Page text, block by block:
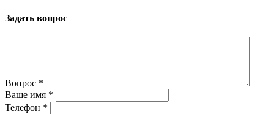
Задать вопрос
Вопрос *
Ваше имя *
Телефон *